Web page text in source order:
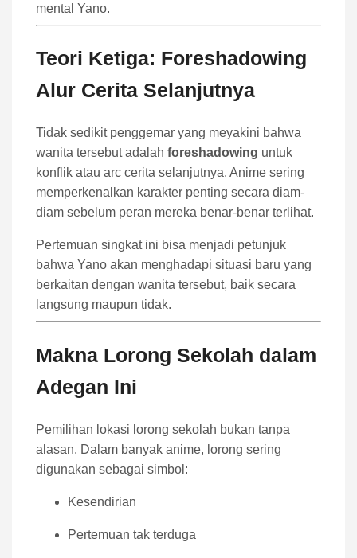
mental Yano.
Teori Ketiga: Foreshadowing
Alur Cerita Selanjutnya
Tidak sedikit penggemar yang meyakini bahwa
wanita tersebut adalah foreshadowing untuk
konflik atau arc cerita selanjutnya. Anime sering
memperkenalkan karakter penting secara diam-
diam sebelum peran mereka benar-benar terlihat.
Pertemuan singkat ini bisa menjadi petunjuk
bahwa Yano akan menghadapi situasi baru yang
berkaitan dengan wanita tersebut, baik secara
langsung maupun tidak.
Makna Lorong Sekolah dalam
Adegan Ini
Pemilihan lokasi lorong sekolah bukan tanpa
alasan. Dalam banyak anime, lorong sering
digunakan sebagai simbol:
Kesendirian
Pertemuan tak terduga